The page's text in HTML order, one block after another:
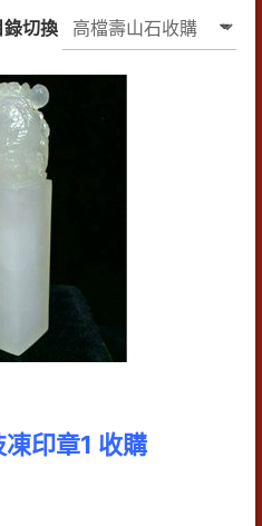
錄切換
印章1 收購